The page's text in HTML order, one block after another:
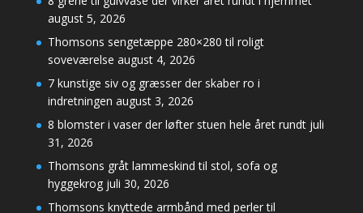
august 5, 2026
Thomsons sengetæppe 280×280 til roligt
soveværelse august 4, 2026
7 kunstige siv og græsser der skaber ro i
indretningen august 3, 2026
8 blomster i vaser der løfter stuen hele året rundt juli
31, 2026
Thomsons gråt lammeskind til stol, sofa og
hyggekrog juli 30, 2026
Thomsons knyttede armbånd med perler til